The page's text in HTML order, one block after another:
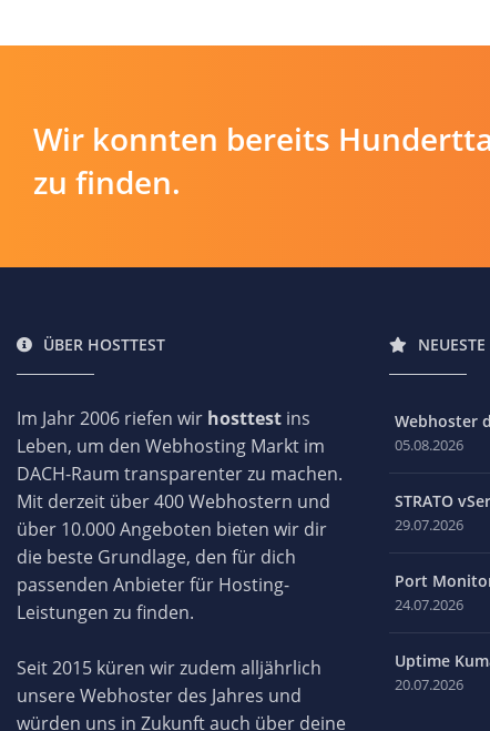
Wir konnten bereits
zu finden.
ÜBER HOSTTEST
Im Jahr 2006 riefen wir hosttest ins
Leben, um den Webhosting Markt im
DACH-Raum transparenter zu machen.
Mit derzeit über 400 Webhostern und
über 10.000 Angeboten bieten wir dir
die beste Grundlage, den für dich
passenden Anbieter für Hosting-
Leistungen zu finden.
Seit 2015 küren wir zudem alljährlich
unsere Webhoster des Jahres und
würden uns in Zukunft auch über deine
Webhoster
05.08.2026
STRATO
29.07.2026
Port
24.07.2026
Uptime
20.07.2026